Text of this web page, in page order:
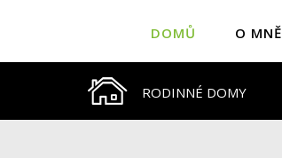
DOMŮ O MNĚ
RODINNÉ DOMY